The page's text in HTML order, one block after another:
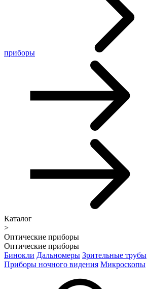
приборы
Каталог
>
Оптические приборы
Оптические приборы
Бинокли Дальномеры Зрительные трубы
Приборы ночного видения Микроскопы